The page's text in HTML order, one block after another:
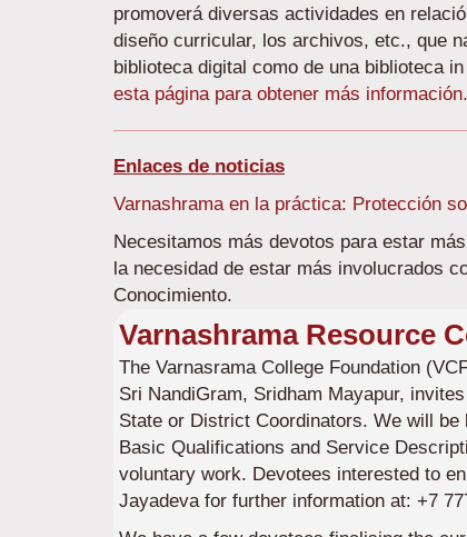
promoverá diversas actividades en
diseño curricular, los archivos, etc., que
biblioteca digital como de una biblioteca
esta página para obtener más información.
Enlaces de noticias
Varnashrama en la práctica: Protección
Necesitamos más devotos para estar
la necesidad de estar más involucrados
Conocimiento.
Varnashrama Resource
The Varnasrama College Foundation
Sri NandiGram, Sridham Mayapur,
State or District Coordinators. We will
Basic Qualifications and Service
voluntary work. Devotees interested to
Jayadeva for further information at: +7